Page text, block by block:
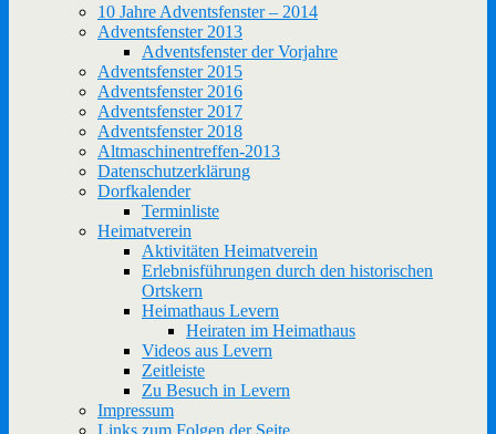
10 Jahre Adventsfenster – 2014
Adventsfenster 2013
Adventsfenster der Vorjahre
Adventsfenster 2015
Adventsfenster 2016
Adventsfenster 2017
Adventsfenster 2018
Altmaschinentreffen-2013
Datenschutzerklärung
Dorfkalender
Terminliste
Heimatverein
Aktivitäten Heimatverein
Erlebnisführungen durch den historischen
Ortskern
Heimathaus Levern
Heiraten im Heimathaus
Videos aus Levern
Zeitleiste
Zu Besuch in Levern
Impressum
Links zum Folgen der Seite